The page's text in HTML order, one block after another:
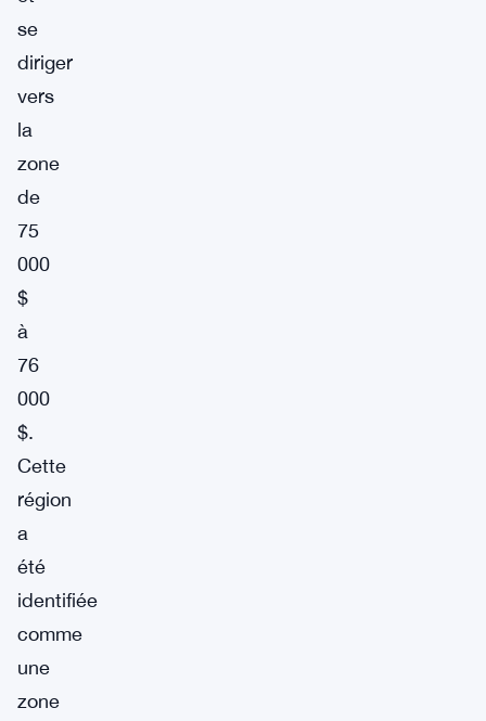
se
diriger
vers
la
zone
de
75
000
$
à
76
000
$.
Cette
région
a
été
identifiée
comme
une
zone